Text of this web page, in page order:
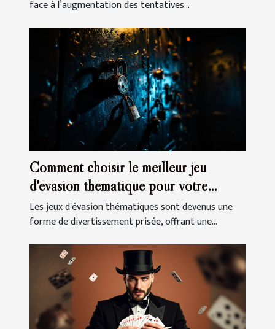
face à l’augmentation des tentatives...
Comment choisir le meilleur jeu
d'évasion thématique pour votre
prochaine sortie
Les jeux d'évasion thématiques sont devenus une
forme de divertissement prisée, offrant une...